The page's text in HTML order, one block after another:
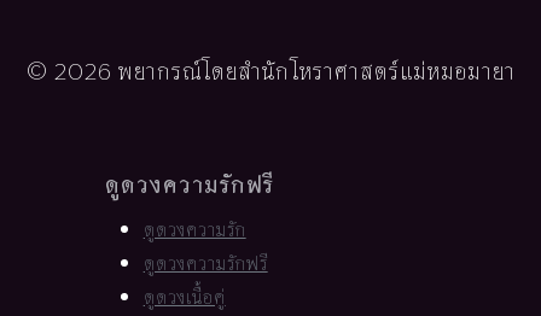
© 2026 พยากรณ์โดยสำนักโหราศาสตร์แม่หมอมายา
ดูดวงความรักฟรี
ดูดวงความรัก
ดูดวงความรักฟรี
ดูดวงเนื้อคู่